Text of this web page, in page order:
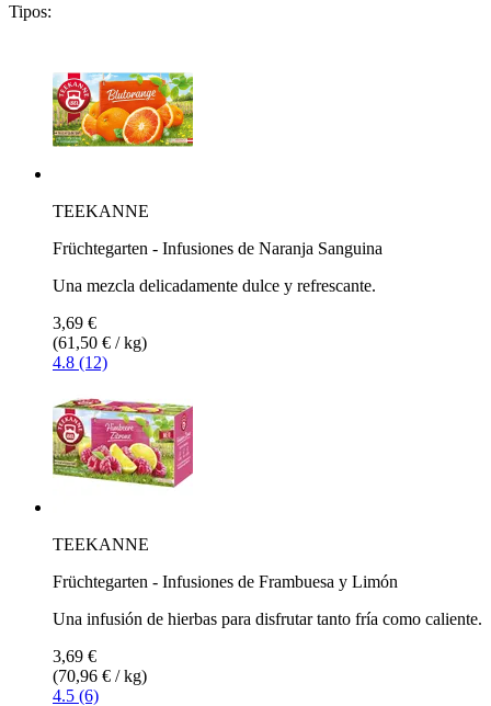
Tipos:
TEEKANNE
Früchtegarten - Infusiones de Naranja Sanguina
Una mezcla delicadamente dulce y refrescante.
3,69 €
(61,50 € / kg)
4.8 (12)
TEEKANNE
Früchtegarten - Infusiones de Frambuesa y Limón
Una infusión de hierbas para disfrutar tanto fría como caliente.
3,69 €
(70,96 € / kg)
4.5 (6)